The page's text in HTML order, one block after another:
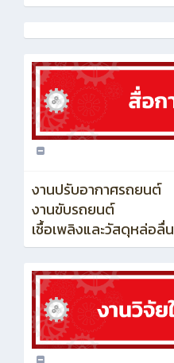
งานปรับอากาศรถยนต์
งานขับรถยนต์
เชื้อเพลิงและวัสดุหล่อลื่น